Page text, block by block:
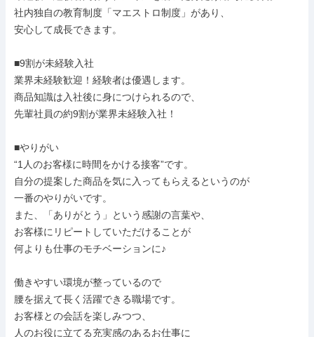
社内独自の教育制度「マエストロ制度」があり、
安心して成長できます。
■9割が未経験入社
業界未経験歓迎！経験者は優遇します。
商品知識は入社後に身につけられるので、
先輩社員の約9割が業界未経験入社！
■やりがい
“1人のお客様に時間をかける接客”です。
自分の提案した商品を気に入ってもらえるというのが
一番のやりがいです。
また、「ありがとう」という感謝の言葉や、
お客様にリピートしていただけることが
何よりも仕事のモチベーションに♪
働きやすい環境が整っているので
腰を据えて長く活躍できる職場です。
お客様との会話を楽しみつつ、
人のお役に立てる充実感のあるお仕事に